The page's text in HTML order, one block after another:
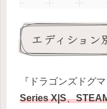
エディション
『ドラゴンズドグマ
Series X|S、